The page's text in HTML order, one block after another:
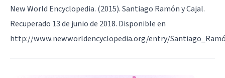
New World Encyclopedia. (2015). Santiago Ramón y Cajal.
Recuperado 13 de junio de 2018. Disponible en
http://www.newworldencyclopedia.org/entry/